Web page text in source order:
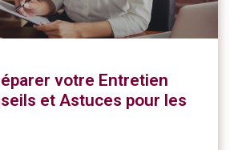
votre Entretien
et Astuces pour les